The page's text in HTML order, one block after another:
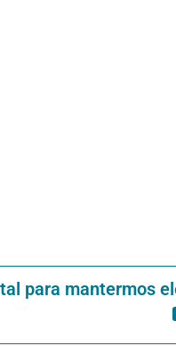
para mantermos